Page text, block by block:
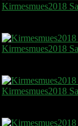
Kirmesmues2018
Kirmesmues2018
Kirmesmues2018